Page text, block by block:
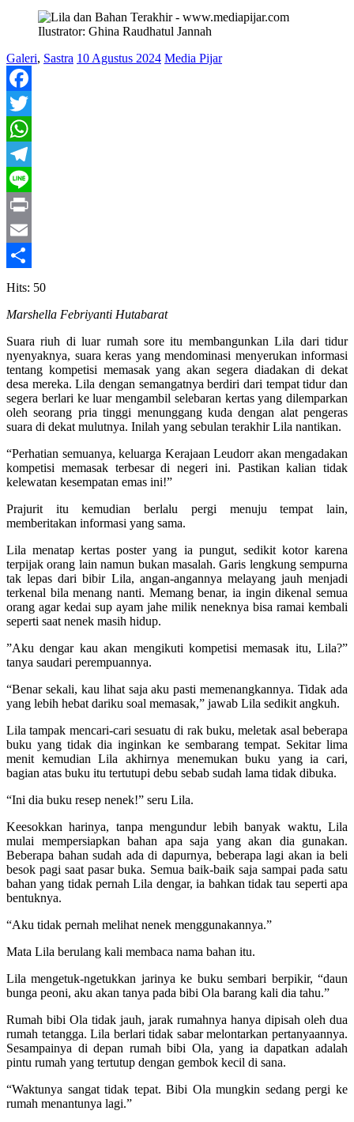
Ilustrator: Ghina Raudhatul Jannah
Galeri, Sastra 10 Agustus 2024 Media Pijar
Facebook
Twitter
WhatsApp
Telegram
Line
Print
Email
Share
Hits: 50
Marshella Febriyanti Hutabarat
Suara riuh di luar rumah sore itu membangunkan Lila dari tidur
nyenyaknya, suara keras yang mendominasi menyerukan informasi
tentang kompetisi memasak yang akan segera diadakan di dekat
desa mereka. Lila dengan semangatnya berdiri dari tempat tidur dan
segera berlari ke luar mengambil selebaran kertas yang dilemparkan
oleh seorang pria tinggi menunggang kuda dengan alat pengeras
suara di dekat mulutnya. Inilah yang sebulan terakhir Lila nantikan.
“Perhatian semuanya, keluarga Kerajaan Leudorr akan mengadakan
kompetisi memasak terbesar di negeri ini. Pastikan kalian tidak
kelewatan kesempatan emas ini!”
Prajurit itu kemudian berlalu pergi menuju tempat lain,
memberitakan informasi yang sama.
Lila menatap kertas poster yang ia pungut, sedikit kotor karena
terpijak orang lain namun bukan masalah. Garis lengkung sempurna
tak lepas dari bibir Lila, angan-angannya melayang jauh menjadi
terkenal bila menang nanti. Memang benar, ia ingin dikenal semua
orang agar kedai sup ayam jahe milik neneknya bisa ramai kembali
seperti saat nenek masih hidup.
”Aku dengar kau akan mengikuti kompetisi memasak itu, Lila?”
tanya saudari perempuannya.
“Benar sekali, kau lihat saja aku pasti memenangkannya. Tidak ada
yang lebih hebat dariku soal memasak,” jawab Lila sedikit angkuh.
Lila tampak mencari-cari sesuatu di rak buku, meletak asal beberapa
buku yang tidak dia inginkan ke sembarang tempat. Sekitar lima
menit kemudian Lila akhirnya menemukan buku yang ia cari,
bagian atas buku itu tertutupi debu sebab sudah lama tidak dibuka.
“Ini dia buku resep nenek!” seru Lila.
Keesokkan harinya, tanpa mengundur lebih banyak waktu, Lila
mulai mempersiapkan bahan apa saja yang akan dia gunakan.
Beberapa bahan sudah ada di dapurnya, beberapa lagi akan ia beli
besok pagi saat pasar buka. Semua baik-baik saja sampai pada satu
bahan yang tidak pernah Lila dengar, ia bahkan tidak tau seperti apa
bentuknya.
“Aku tidak pernah melihat nenek menggunakannya.”
Mata Lila berulang kali membaca nama bahan itu.
Lila mengetuk-ngetukkan jarinya ke buku sembari berpikir, “daun
bunga peoni, aku akan tanya pada bibi Ola barang kali dia tahu.”
Rumah bibi Ola tidak jauh, jarak rumahnya hanya dipisah oleh dua
rumah tetangga. Lila berlari tidak sabar melontarkan pertanyaannya.
Sesampainya di depan rumah bibi Ola, yang ia dapatkan adalah
pintu rumah yang tertutup dengan gembok kecil di sana.
“Waktunya sangat tidak tepat. Bibi Ola mungkin sedang pergi ke
rumah menantunya lagi.”